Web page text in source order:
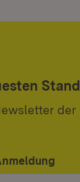
Stand
der